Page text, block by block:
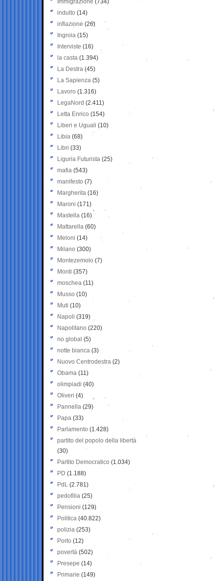
Immigrazione (734)
indulto (14)
inflazione (26)
Ingroia (15)
Interviste (16)
la casta (1.394)
La Destra (45)
La Sapienza (5)
Lavoro (1.316)
LegaNord (2.411)
Letta Enrico (154)
Liberi e Uguali (10)
Libia (68)
Libri (33)
Liguria Futurista (25)
mafia (543)
manifesto (7)
Margherita (16)
Maroni (171)
Mastella (16)
Mattarella (60)
Meloni (14)
Milano (300)
Montezemolo (7)
Monti (357)
moschea (11)
Musso (10)
Muti (10)
Napoli (319)
Napolitano (220)
no global (5)
notte bianca (3)
Nuovo Centrodestra (2)
Obama (11)
olimpiadi (40)
Oliveri (4)
Pannella (29)
Papa (33)
Parlamento (1.428)
partito del popolo della libertà
(30)
Partito Democratico (1.034)
PD (1.188)
PdL (2.781)
pedofilia (25)
Pensioni (129)
Politica (40.822)
polizia (253)
Porto (12)
povertà (502)
Presepe (14)
Primarie (149)